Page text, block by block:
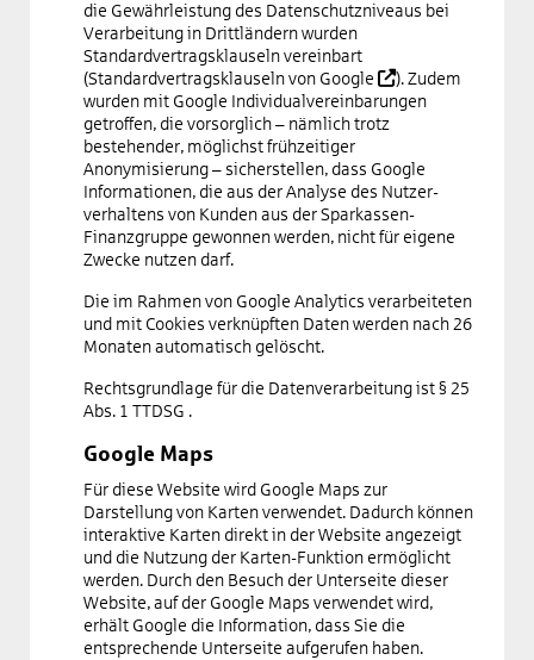
die Gewährleistung des Datenschutzniveaus bei
Verarbeitung in Drittländern wurden
Standardvertragsklauseln vereinbart
(Standardvertragsklauseln von Google
). Zudem
wurden mit Google Individualverein­barungen
getroffen, die vorsorglich – nämlich trotz
bestehender, möglichst frühzeitiger
Anonymisierung – sicherstellen, dass Google
Informationen, die aus der Analyse des Nutzer­
verhaltens von Kunden aus der Sparkassen-
Finanzgruppe gewonnen werden, nicht für eigene
Zwecke nutzen darf.
Die im Rahmen von Google Analytics verarbeiteten
und mit Cookies verknüpften Daten werden nach 26
Monaten automatisch gelöscht.
Rechtsgrundlage für die Datenverarbeitung ist § 25
Abs. 1 TTDSG .
Google Maps
Für diese Website wird Google Maps zur
Darstellung von Karten verwendet. Dadurch können
interaktive Karten direkt in der Website angezeigt
und die Nutzung der Karten-Funktion ermöglicht
werden. Durch den Besuch der Unterseite dieser
Website, auf der Google Maps verwendet wird,
erhält Google die Information, dass Sie die
entsprechende Unterseite aufgerufen haben.